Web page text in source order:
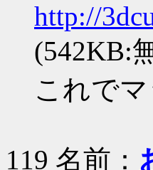
http://
(542KB:
これで
119 名前：